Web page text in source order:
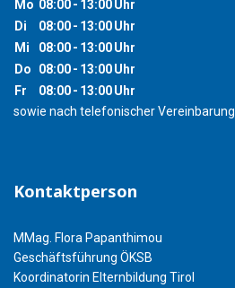
Mo 08:00- 13:00Uhr
Di
08:00- 13:00Uhr
Mi
08:00- 13:00Uhr
Do
08:00- 13:00Uhr
Fr
08:00- 13:00Uhr
sowie nach telefonischer Vereinbarung
Kontaktperson
MMag. Flora Papanthimou
Geschäftsführung ÖKSB
Koordinatorin Elternbildung Tirol